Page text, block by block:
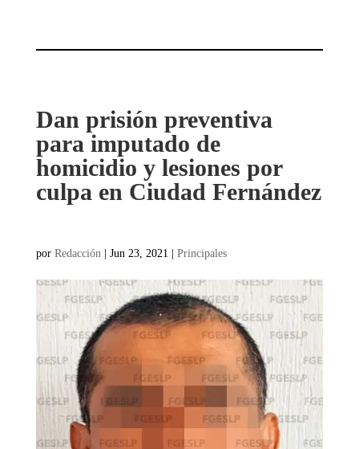
Dan prisión preventiva
para imputado de
homicidio y lesiones por
culpa en Ciudad Fernández
por Redacción | Jun 23, 2021 | Principales